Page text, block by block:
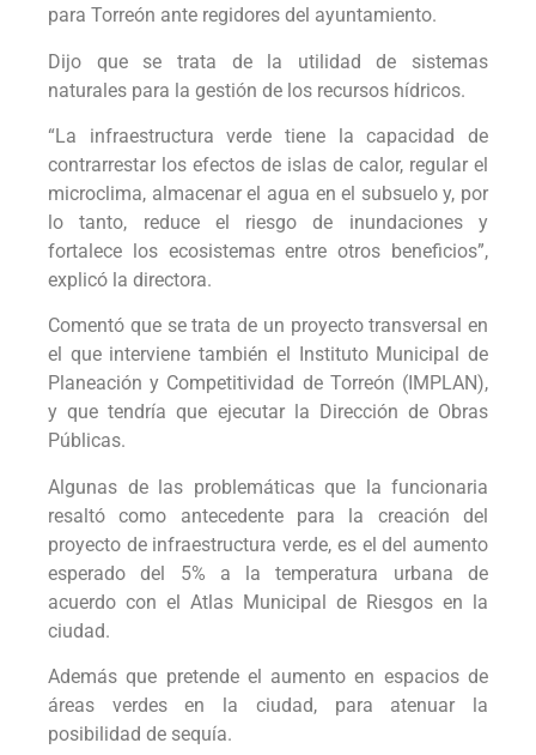
para Torreón ante regidores del ayuntamiento.
Dijo que se trata de la utilidad de sistemas
naturales para la gestión de los recursos hídricos.
“La infraestructura verde tiene la capacidad de
contrarrestar los efectos de islas de calor, regular el
microclima, almacenar el agua en el subsuelo y, por
lo tanto, reduce el riesgo de inundaciones y
fortalece los ecosistemas entre otros beneficios”,
explicó la directora.
Comentó que se trata de un proyecto transversal en
el que interviene también el Instituto Municipal de
Planeación y Competitividad de Torreón (IMPLAN),
y que tendría que ejecutar la Dirección de Obras
Públicas.
Algunas de las problemáticas que la funcionaria
resaltó como antecedente para la creación del
proyecto de infraestructura verde, es el del aumento
esperado del 5% a la temperatura urbana de
acuerdo con el Atlas Municipal de Riesgos en la
ciudad.
Además que pretende el aumento en espacios de
áreas verdes en la ciudad, para atenuar la
posibilidad de sequía.